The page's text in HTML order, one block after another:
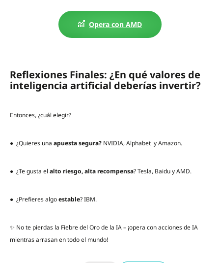
Opera con AMD
Reflexiones Finales: ¿En qué valores de
inteligencia artificial deberías invertir?
Entonces, ¿cuál elegir?
● ¿Quieres una apuesta segura? NVIDIA, Alphabet y Amazon.
● ¿Te gusta el alto riesgo, alta recompensa? Tesla, Baidu y AMD.
● ¿Prefieres algoestable? IBM.
✨ No te pierdas la Fiebre del Oro de la IA – ¡opera con acciones de IA
mientras arrasan en todo el mundo!